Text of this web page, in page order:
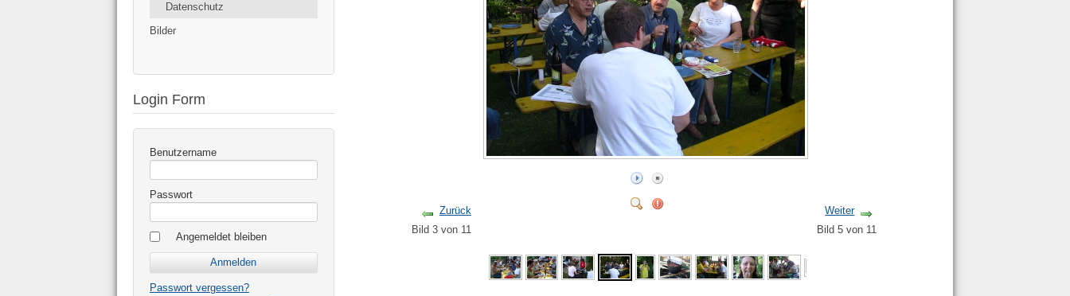
Datenschutz
Bilder
Login Form
Benutzername
Passwort
Angemeldet bleiben
Passwort vergessen?
Zurück
Bild 3 von 11
Weiter
Bild 5 von 11